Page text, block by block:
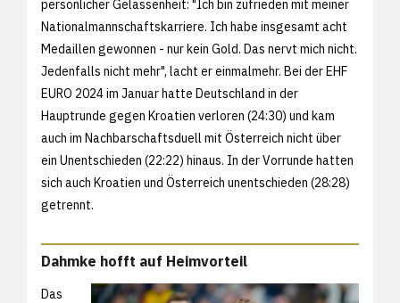
persönlicher Gelassenheit: "Ich bin zufrieden mit meiner
Nationalmannschaftskarriere. Ich habe insgesamt acht
Medaillen gewonnen - nur kein Gold. Das nervt mich nicht.
Jedenfalls nicht mehr", lacht er einmalmehr. Bei der EHF
EURO 2024 im Januar hatte Deutschland in der
Hauptrunde gegen Kroatien verloren (24:30) und kam
auch im Nachbarschaftsduell mit Österreich nicht über
ein Unentschieden (22:22) hinaus. In der Vorrunde hatten
sich auch Kroatien und Österreich unentschieden (28:28)
getrennt.
Dahmke hofft auf Heimvorteil
Das